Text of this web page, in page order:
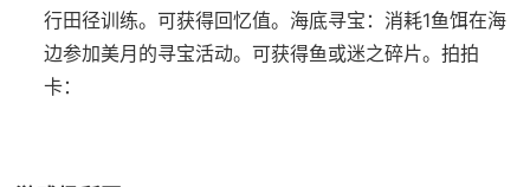
行田径训练。可获得回忆值。 海底寻宝：消耗1鱼饵在海
边参加美月的寻宝活动。可获得鱼或迷之碎片。 拍拍
卡：